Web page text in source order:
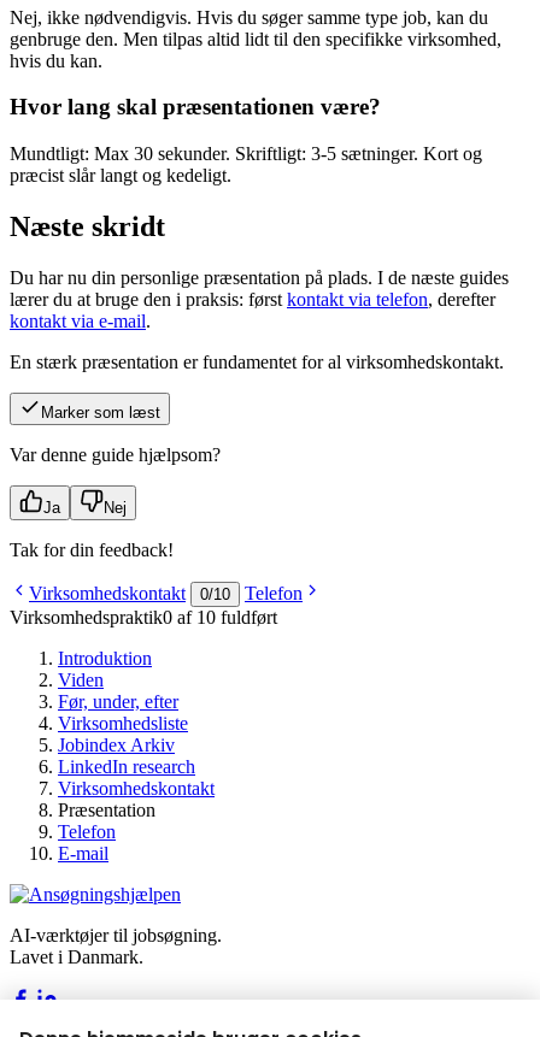
Nej, ikke nødvendigvis. Hvis du søger samme type job, kan du
genbruge den. Men tilpas altid lidt til den specifikke virksomhed,
hvis du kan.
Hvor lang skal præsentationen være?
Mundtligt: Max 30 sekunder. Skriftligt: 3-5 sætninger. Kort og
præcist slår langt og kedeligt.
Næste skridt
Du har nu din personlige præsentation på plads. I de næste guides
lærer du at bruge den i praksis: først kontakt via telefon, derefter
kontakt via e-mail.
En stærk præsentation er fundamentet for al virksomhedskontakt.
Marker som læst
Var denne guide hjælpsom?
Ja Nej
Tak for din feedback!
Virksomhedskontakt 0/10
Telefon
Virksomhedspraktik0 af 10 fuldført
Introduktion
Viden
Før, under, efter
Virksomhedsliste
Jobindex Arkiv
LinkedIn research
Virksomhedskontakt
Præsentation
Telefon
E-mail
AI-værktøjer til jobsøgning.
Lavet i Danmark.